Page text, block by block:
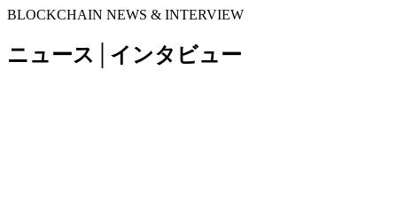
BLOCKCHAIN NEWS & INTERVIEW
ニュース│インタビュー